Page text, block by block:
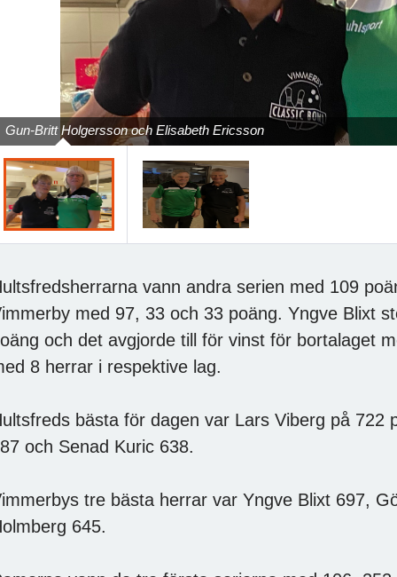
Gun-Britt Holgersson och Elisabeth Ericsson
vann andra serien med 109
med 97, 33 och 33 poäng. Yngve Blixt
och det avgjorde till för vinst för bortalaget
8 herrar i respektive lag.
bästa för dagen var Lars Viberg på 722
och Senad Kuric 638.
tre bästa herrar var Yngve Blixt 697,
645.